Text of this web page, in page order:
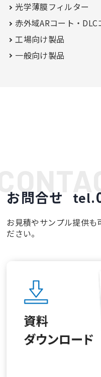
光学薄膜フィルター
赤外域ARコート・ DLC
工場向け製品
一般向け製品
お問合せ tel.
お見積やサンプル提供も
ださい。